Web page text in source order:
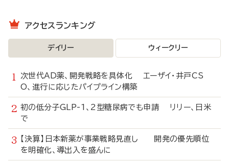
アクセスランキング
デイリー ウィークリー
次世代AD薬、開発戦略を具体化 エーザイ・井戸CS
O、進行に応じたパイプライン構築
初の低分子GLP-1、2型糖尿病でも申請 リリー、日米
で
【決算】日本新薬が事業戦略見直し 開発の優先順位
を明確化、導出入を盛んに